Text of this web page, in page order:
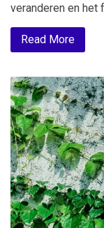
veranderen en het
Read More